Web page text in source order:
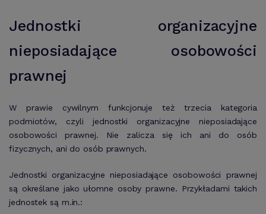
Jednostki organizacyjne
nieposiadające osobowości
prawnej
W prawie cywilnym funkcjonuje też trzecia kategoria
podmiotów, czyli jednostki organizacyjne nieposiadające
osobowości prawnej. Nie zalicza się ich ani do osób
fizycznych, ani do osób prawnych.
Jednostki organizacyjne nieposiadające osobowości prawnej
są określane jako ułomne osoby prawne. Przykładami takich
jednostek są m.in.: